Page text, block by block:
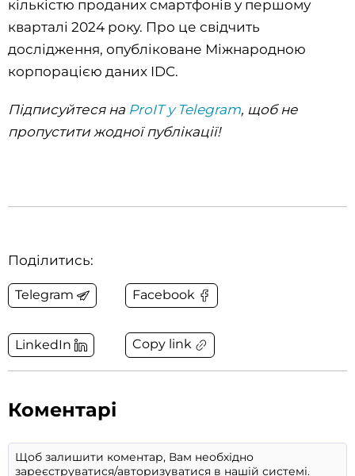
кількістю проданих смартфонів у першому
кварталі 2024 року. Про це свідчить
дослідження, опубліковане Міжнародною
корпорацією даних IDC.
Підписуйтеся на ProIT у Telegram, щоб не
пропустити жодної публікації!
Поділитись:
Telegram Facebook
LinkedIn Copy link
Коментарі